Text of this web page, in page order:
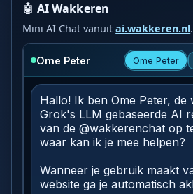
🤖 AI Wakkeren
Mini AI Chat vanuitai.wakkeren.nl.